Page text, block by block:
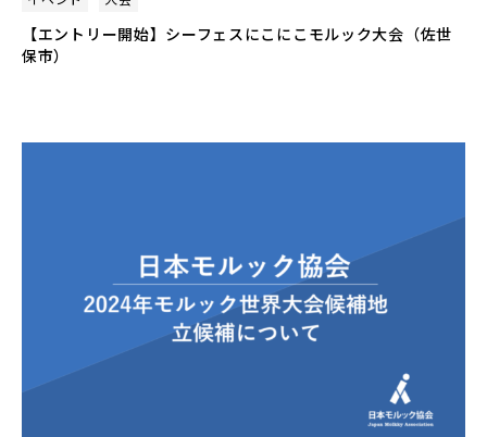
【エントリー開始】シーフェスにこにこモルック大会（佐世
保市）